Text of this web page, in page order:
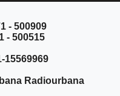
- 500909
15569969
Radiourbana